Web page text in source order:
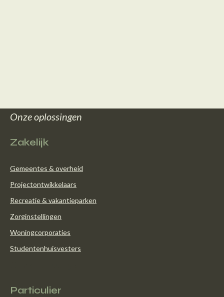
Onze oplossingen
Zakelijk
Gemeentes & overheid
Projectontwikkelaars
Recreatie & vakantieparken
Zorginstellingen
Woningcorporaties
Studentenhuisvesters
Particulier